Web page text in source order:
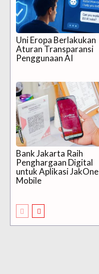
Uni Eropa Berlakukan
Aturan Transparansi
Penggunaan AI
Bank Jakarta Raih
Penghargaan Digital
untuk Aplikasi JakOne
Mobile